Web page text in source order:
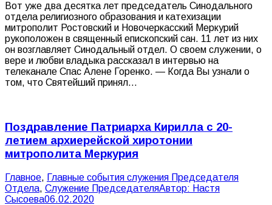
Вот уже два десятка лет председатель Синодального
отдела религиозного образования и катехизации
митрополит Ростовский и Новочеркасский Меркурий
рукоположен в священный епископский сан. 11 лет из них
он возглавляет Синодальный отдел. О своем служении, о
вере и любви владыка рассказал в интервью на
телеканале Спас Алене Горенко. — Когда Вы узнали о
том, что Святейший принял…
Поздравление Патриарха Кирилла с 20-
летием архиерейской хиротонии
митрополита Меркурия
Главное, Главные события служения Председателя
Отдела, Служение ПредседателяАвтор: Настя
Сысоева06.02.2020